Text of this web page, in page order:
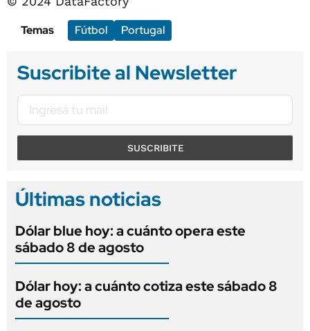
Temas
Fútbol Portugal
Suscribite al Newsletter
SUSCRIBITE
Últimas noticias
Dólar blue hoy: a cuánto opera este
sábado 8 de agosto
Dólar hoy: a cuánto cotiza este sábado 8
de agosto